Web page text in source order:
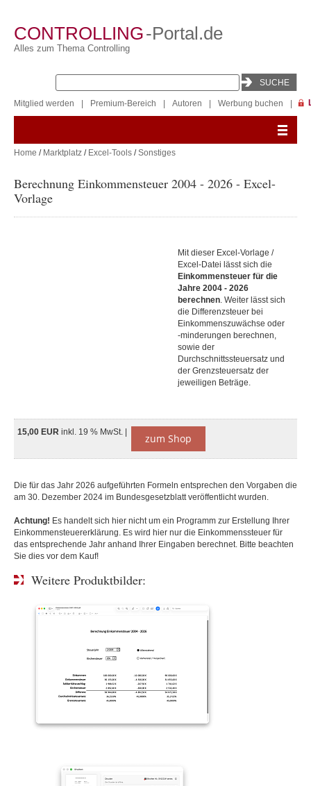
CONTROLLING-Portal.de
Alles zum Thema Controlling
Mitglied werden Premium-Bereich Autoren Werbung buchen
Home / Marktplatz / Excel-Tools /Sonstiges
Berechnung Einkommensteuer 2004 - 2026 - Excel-
Vorlage
Mit dieser Excel-Vorlage /
Excel-Datei lässt sich die
Einkommensteuer für die
Jahre 2004 - 2026
berechnen. Weiter lässt sich
die Differenzsteuer bei
Einkommenszuwächse oder
-minderungen berechnen,
sowie der
Durchschnittssteuersatz und
der Grenzsteuersatz der
jeweiligen Beträge.
15,00 EUR inkl. 19 % MwSt. | zum Shop
Die für das Jahr 2026 aufge­führten Formeln ent­sprechen den Vorgaben die
am 30. Dezember 2024 im Bundes­gesetz­blatt veröffentlicht wurden.
Achtung! Es handelt sich hier nicht um ein Programm zur Erstellung Ihrer
Einkommensteuererklärung. Es wird hier nur die Einkommenssteuer für
das entsprechende Jahr anhand Ihrer Eingaben berechnet. Bitte beachten
Sie dies vor dem Kauf!
Weitere Produktbilder: